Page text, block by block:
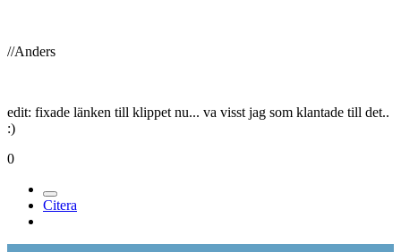
//Anders
edit: fixade länken till klippet nu... va visst jag som klantade till det..
:)
0
Citera